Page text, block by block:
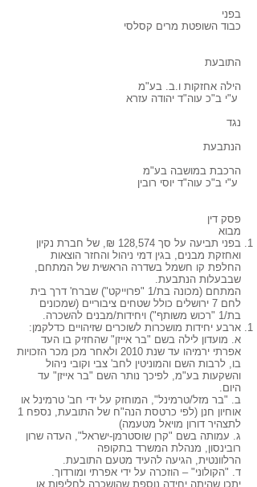
בפני
כבוד השופטת מרים קסלסי
התובעת
הילה אחזקות ו.ב. בע"מ
ע"י ב"כ עוה"ד יהודה עזרא
נגד
הנתבעת
הרכבת במושבה בע"מ
ע"י ב"כ עוה"ד יוסי רובין
פסק דין
מבוא
בפני תביעה על סך 128,574 ₪, של חברת נקיון
ואחזקת מבנים, בגין דמי ניהול והחזר הוצאות
החלפת קו חשמל בשדרה הראשית של המתחם,
שבבעלות הנתבעת.
המתחם (מכונה בת/1 "פרוייקט") שברח' דרך בית
לחם 7 ירושלים כולל שטחים ציבוריים (שמכונים
בת/1 "רכוש משותף") ויחידות/מבנים להשכרה.
ארבע יחידות מושכרות לשוכרים שזיהויים כדלקמן:
א. מועדון לילה בשם "בר אייזן" שהחזיק בו העד
אפרתי ירמיהו עד שנת 2010 ולאחר מכן מכר הזכויות
בו, לרבות השם והמוניטין לחב' צבי וקובי ניהול
והשקעות בע"מ, לפיכך נותר השם "בר אייזן" עד
היום.
ב. "בר מזל/טרמינל", המוחזק על ידי חב' טרמינל או
אוחיון חנן (לפי כרטסת הנה"ח של התובעת, נספח 1
לתצהיר דורון מויאל מטעמה)
ג. עמותה בשם "קרן שוסטרמן-ישראל", העדה שרון
רובינסון, מנהלת המשרד בתקופה
הרלוונטית, הגיעה להעיד מטעם התובעת.
ד. "הקולוני" – הוזכרה על ידי אפרתי ומורדוך.
יתכן שהיתה יחידה נוספת שהושכרה לחליפות או